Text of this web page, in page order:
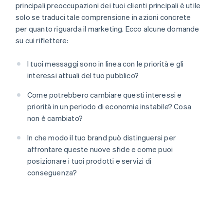
principali preoccupazioni dei tuoi clienti principali è utile
solo se traduci tale comprensione in azioni concrete
per quanto riguarda il marketing. Ecco alcune domande
su cui riflettere:
I tuoi messaggi sono in linea con le priorità e gli
interessi attuali del tuo pubblico?
Come potrebbero cambiare questi interessi e
priorità in un periodo di economia instabile? Cosa
non è cambiato?
In che modo il tuo brand può distinguersi per
affrontare queste nuove sfide e come puoi
posizionare i tuoi prodotti e servizi di
conseguenza?